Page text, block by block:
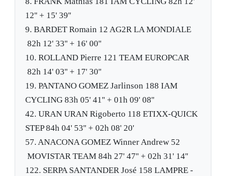
12'' + 15' 39''
9. BARDET Romain 12 AG2R LA MONDIALE
82h 12' 33'' + 16' 00''
10. ROLLAND Pierre 121 TEAM EUROPCAR
82h 14' 03'' + 17' 30''
19. PANTANO GOMEZ Jarlinson 188 IAM
CYCLING 83h 05' 41'' + 01h 09' 08''
42. URAN URAN Rigoberto 118 ETIXX-QUICK
STEP 84h 04' 53'' + 02h 08' 20'
57. ANACONA GOMEZ Winner Andrew 52
MOVISTAR TEAM 84h 27' 47'' + 02h 31' 14''
122. SERPA SANTANDER José 158 LAMPRE -